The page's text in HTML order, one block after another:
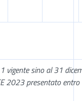
vigente sino al 31
2023 presentato